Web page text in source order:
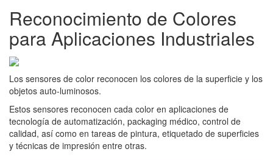
Reconocimiento de Colores
para Aplicaciones Industriales
Los sensores de color reconocen los colores de la superficie y los
objetos auto-luminosos.
Estos sensores reconocen cada color en aplicaciones de
tecnología de automatización, packaging médico, control de
calidad, así como en tareas de pintura, etiquetado de superficies
y técnicas de impresión entre otras.